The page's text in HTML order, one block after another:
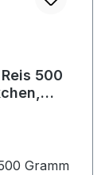
500
Gramm